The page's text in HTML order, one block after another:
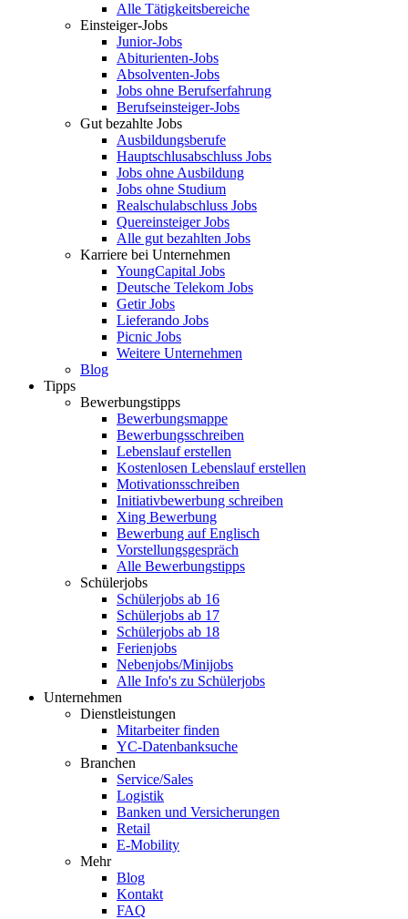
Alle Tätigkeitsbereiche
Einsteiger-Jobs
Junior-Jobs
Abiturienten-Jobs
Absolventen-Jobs
Jobs ohne Berufserfahrung
Berufseinsteiger-Jobs
Gut bezahlte Jobs
Ausbildungsberufe
Hauptschlusabschluss Jobs
Jobs ohne Ausbildung
Jobs ohne Studium
Realschulabschluss Jobs
Quereinsteiger Jobs
Alle gut bezahlten Jobs
Karriere bei Unternehmen
YoungCapital Jobs
Deutsche Telekom Jobs
Getir Jobs
Lieferando Jobs
Picnic Jobs
Weitere Unternehmen
Blog
Tipps
Bewerbungstipps
Bewerbungsmappe
Bewerbungsschreiben
Lebenslauf erstellen
Kostenlosen Lebenslauf erstellen
Motivationsschreiben
Initiativbewerbung schreiben
Xing Bewerbung
Bewerbung auf Englisch
Vorstellungsgespräch
Alle Bewerbungstipps
Schülerjobs
Schülerjobs ab 16
Schülerjobs ab 17
Schülerjobs ab 18
Ferienjobs
Nebenjobs/Minijobs
Alle Info's zu Schülerjobs
Unternehmen
Dienstleistungen
Mitarbeiter finden
YC-Datenbanksuche
Branchen
Service/Sales
Logistik
Banken und Versicherungen
Retail
E-Mobility
Mehr
Blog
Kontakt
FAQ